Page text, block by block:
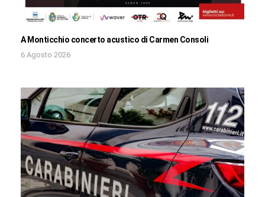
A Monticchio concerto acustico di Carmen Consoli
6 Agosto 2026